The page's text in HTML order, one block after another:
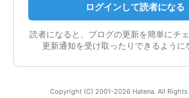
ログインして読者になる
読者になると、ブログの更新を簡単にチェ
更新通知を受け取ったりできるように
Copyright (C) 2001-2026 Hatena. All Rights